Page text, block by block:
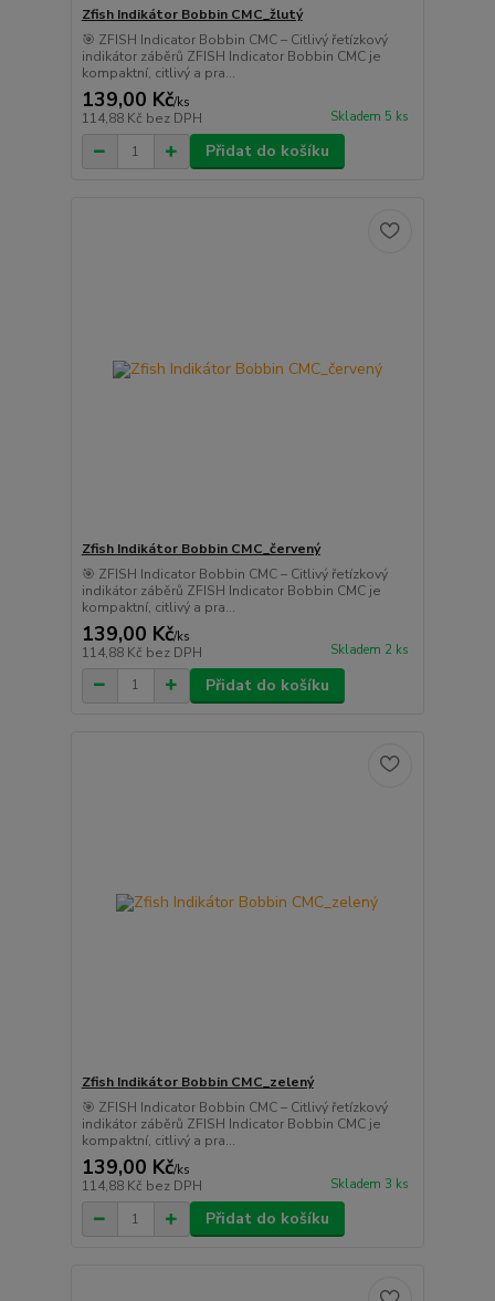
Zfish Indikátor Bobbin CMC_žlutý
🎯 ZFISH Indicator Bobbin CMC – Citlivý řetízkový
indikátor záběrů ZFISH Indicator Bobbin CMC je
kompaktní, citlivý a pra...
139,00 Kč/ks
114,88 Kč bez DPH Skladem 5 ks
Přidat do košíku
Zfish Indikátor Bobbin CMC_červený
🎯 ZFISH Indicator Bobbin CMC – Citlivý řetízkový
indikátor záběrů ZFISH Indicator Bobbin CMC je
kompaktní, citlivý a pra...
139,00 Kč/ks
114,88 Kč bez DPH Skladem 2 ks
Přidat do košíku
Zfish Indikátor Bobbin CMC_zelený
🎯 ZFISH Indicator Bobbin CMC – Citlivý řetízkový
indikátor záběrů ZFISH Indicator Bobbin CMC je
kompaktní, citlivý a pra...
139,00 Kč/ks
114,88 Kč bez DPH Skladem 3 ks
Přidat do košíku